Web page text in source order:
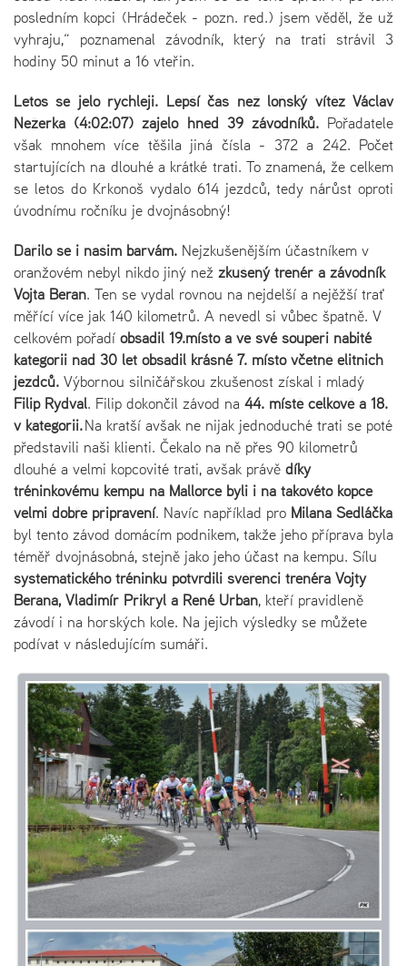
posledním kopci (Hrádeček - pozn. red.) jsem věděl, že už
vyhraju,“ poznamenal závodník, který na trati strávil 3
hodiny 50 minut a 16 vteřin.
Letos se jelo rychleji. Lepší čas než loňský vítěz Václav
Nežerka (4:02:07) zajelo hned 39 závodníků.Pořadatele
však mnohem více těšila jiná čísla - 372 a 242. Počet
startujících na dlouhé a krátké trati. To znamená, že celkem
se letos do Krkonoš vydalo 614 jezdců, tedy nárůst oproti
úvodnímu ročníku je dvojnásobný!
Dařilo se i našim barvám. Nejzkušenějším účastníkem v
oranžovém nebyl nikdo jiný než zkušený trenér a závodník
Vojta Beran. Ten se vydal rovnou na nejdelší a nejěžší trať
měřící více jak 140 kilometrů. A nevedl si vůbec špatně. V
celkovém pořadí obsadil 19.místo a ve své soupeři nabité
kategorii nad 30 let obsadil krásné 7. místo včetně elitnich
jezdců. Výbornou silničářskou zkušenost získal i mladý
Filip Rydval. Filip dokončil závod na 44. místě celkově a 18.
v kategorii.Na kratší avšak ne nijak jednoduché trati se poté
představili naši klienti. Čekalo na ně přes 90 kilometrů
dlouhé a velmi kopcovité trati, avšak právě díky
tréninkovému kempu na Mallorce byli i na takovéto kopce
velmi dobře připravení. Navíc například pro Milana Sedláčka
byl tento závod domácím podnikem, takže jeho příprava byla
téměř dvojnásobná, stejně jako jeho účast na kempu. Sílu
systematického tréninku potvrdili svěřenci trenéra Vojty
Berana, Vladimír Přikryl a René Urban, kteří pravidleně
závodí i na horských kole. Na jejich výsledky se můžete
podívat v následujícím sumáři.